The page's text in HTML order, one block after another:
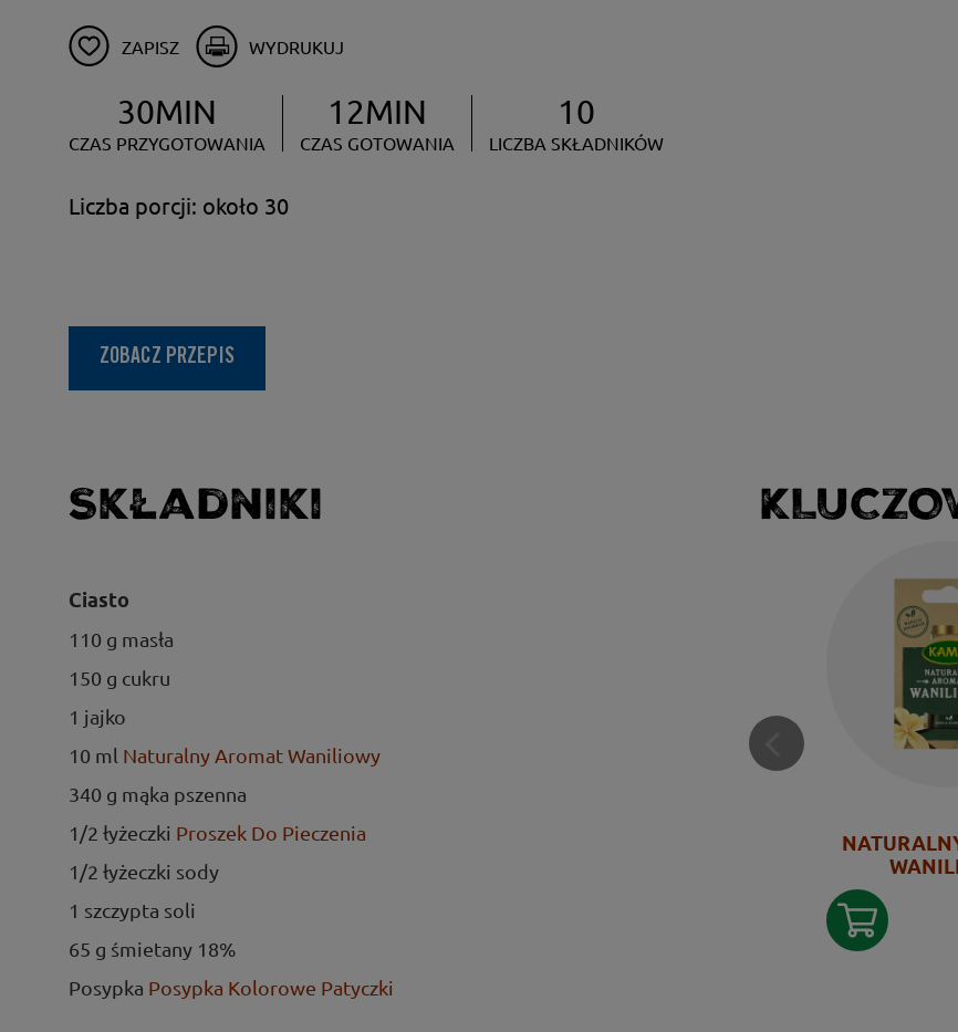
ZAPISZ WYDRUKUJ
30MIN
CZAS PRZYGOTOWANIA
12MIN
CZAS GOTOWANIA
10
LICZBA SKŁADNIKÓW
Liczba porcji: około 30
ZOBACZ PRZEPIS
Składniki
Ciasto
110 g masła
150 g cukru
1 jajko
10 ml Naturalny Aromat Waniliowy
340 g mąka pszenna
1/2 łyżeczki Proszek Do Pieczenia
1/2 łyżeczki sody
1 szczypta soli
65 g śmietany 18%
Posypka Posypka Kolorowe Patyczki